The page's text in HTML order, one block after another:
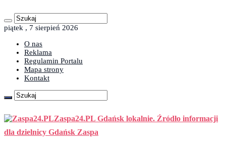
piątek , 7 sierpień 2026
O nas
Reklama
Regulamin Portalu
Mapa strony
Kontakt
Zaspa24.PL Gdańsk lokalnie. Źródło informacji
dla dzielnicy Gdańsk Zaspa